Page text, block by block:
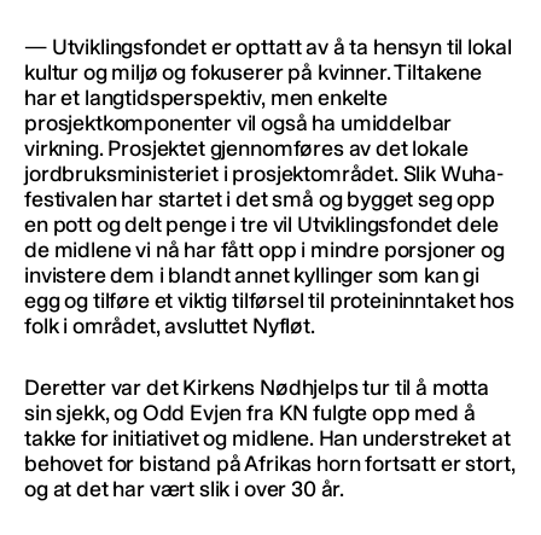
— Utviklingsfondet er opttatt av å ta hensyn til lokal
kultur og miljø og fokuserer på kvinner. Tiltakene
har et langtidsperspektiv, men enkelte
prosjektkomponenter vil også ha umiddelbar
virkning. Prosjektet gjennomføres av det lokale
jordbruksministeriet i prosjektområdet. Slik Wuha-
festivalen har startet i det små og bygget seg opp
en pott og delt penge i tre vil Utviklingsfondet dele
de midlene vi nå har fått opp i mindre porsjoner og
invistere dem i blandt annet kyllinger som kan gi
egg og tilføre et viktig tilførsel til proteininntaket hos
folk i området, avsluttet Nyfløt.
Deretter var det Kirkens Nødhjelps tur til å motta
sin sjekk, og Odd Evjen fra KN fulgte opp med å
takke for initiativet og midlene. Han understreket at
behovet for bistand på Afrikas horn fortsatt er stort,
og at det har vært slik i over 30 år.